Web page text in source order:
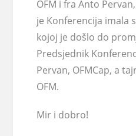
OFM i fra Anto
je Konferencija imala
kojoj je došlo do
Predsjednik
Pervan, OFMCap, a
OFM.
Mir i dobro!